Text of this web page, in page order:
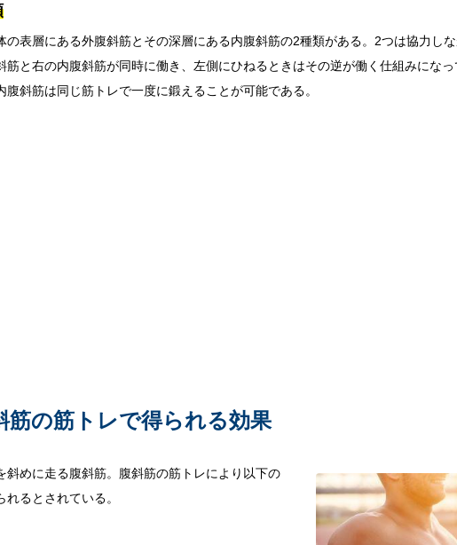
の表層にある外腹斜筋とその深層にある内腹斜筋の2種類がある。2つは協力し
筋と右の内腹斜筋が同時に働き、左側にひねるときはその逆が働く仕組みにな
腹斜筋は同じ筋トレで一度に鍛えることが可能である。
筋の筋トレで得られる効果
斜めに走る腹斜筋。腹斜筋の筋トレにより以下の
れるとされている。